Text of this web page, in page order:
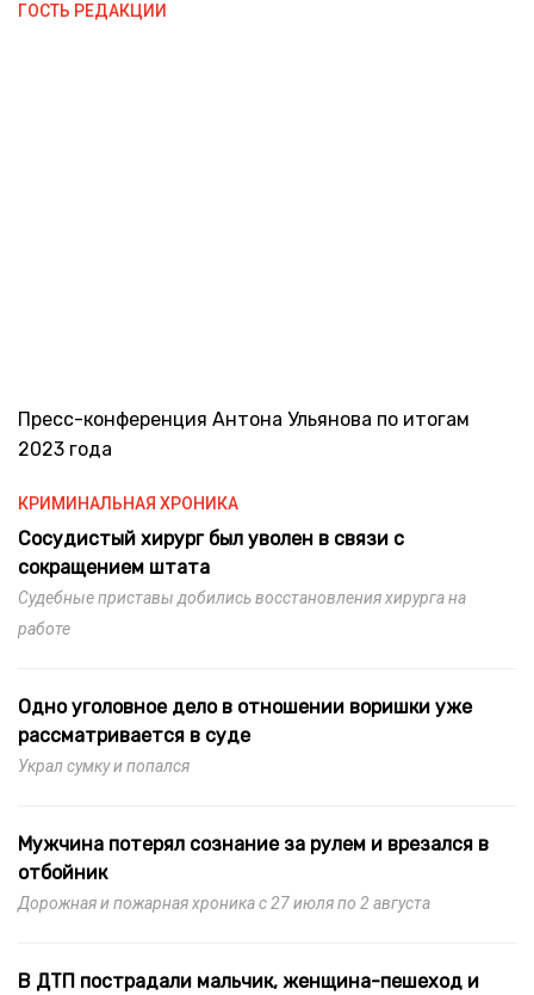
ГОСТЬ РЕДАКЦИИ
Пресс-конференция Антона Ульянова по итогам
2023 года
КРИМИНАЛЬНАЯ ХРОНИКА
Сосудистый хирург был уволен в связи с
сокращением штата
Судебные приставы добились восстановления хирурга на
работе
Одно уголовное дело в отношении воришки уже
рассматривается в суде
Украл сумку и попался
Мужчина потерял сознание за рулем и врезался в
отбойник
Дорожная и пожарная хроника с 27 июля по 2 августа
В ДТП пострадали мальчик, женщина-пешеход и